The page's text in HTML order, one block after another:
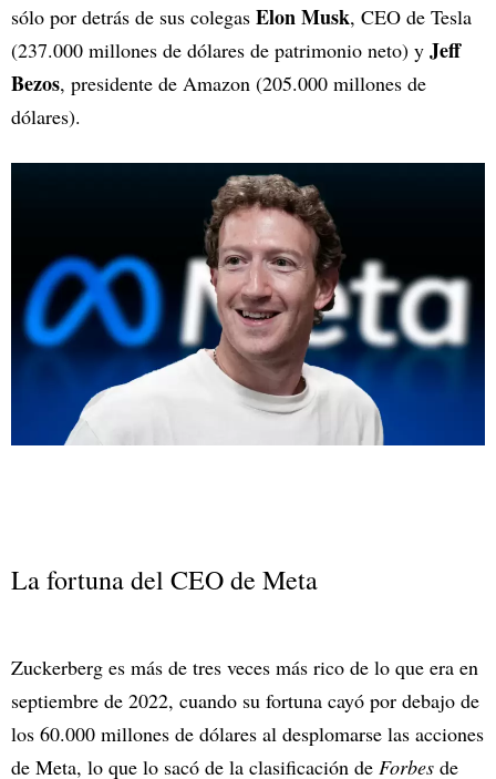
sólo por detrás de sus colegas Elon Musk, CEO de Tesla
(237.000 millones de dólares de patrimonio neto) y Jeff
Bezos, presidente de Amazon (205.000 millones de
dólares).
La fortuna del CEO de Meta
Zuckerberg es más de tres veces más rico de lo que era en
septiembre de 2022, cuando su fortuna cayó por debajo de
los 60.000 millones de dólares al desplomarse las acciones
de Meta, lo que lo sacó de la clasificación de Forbes de